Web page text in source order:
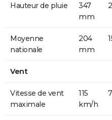
Hauteur de pluie
347
mm
Moyenne
nationale
204
mm
Vent
Vitesse de vent
maximale
115
km/h